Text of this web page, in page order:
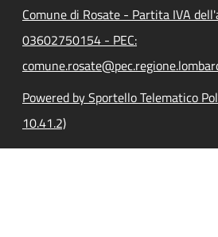
Comune di Rosate - Partita IVA
03602750154 - PEC:
Powered by Sportello Telematico
10.41.2)